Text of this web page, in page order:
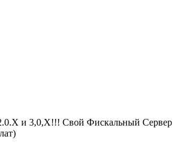
и 3,0,Х!!! Свой Фискальный Сервер